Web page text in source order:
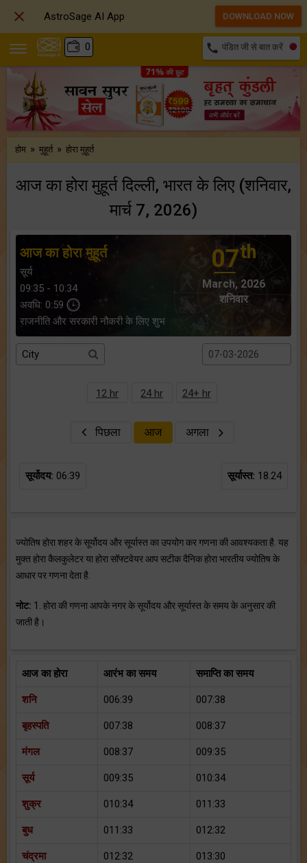
0 call पंडित जी से बात करें
होम » मुहूर्त » होरा मुहूर्त
आज का होरा मुहूर्त दिल्ली, भारत के लिए (शनिवार,
मार्च 7, 2026)
आज का होरा मुहूर्त
सूर्य
09:35 - 10:34
अवधि: 0:59
राजनीति और सरकारी नौकरी के लिए शुभ
07th
March, 2026
शनिवार
12 hr 24 hr 24+ hr
पिछला आज अगला
सूर्योदय: 06:39 सूर्यास्त: 18.24
ज्योतिष होरा शहर के सूर्योदय और सूर्यास्त का उपयोग कर गणना की आवश्यकता है. यह
मुक्त होरा कैलकुलेटर या होरा सॉफ्टवेयर आप सटीक दैनिक होरा भारतीय ज्योतिष के
आधार पर गणना देता है.
नोट: 1. होरा की गणना आपके नगर के सूर्योदय और सूर्यास्त के समय के अनुसार की
जाती है।
आज का होरा आरंभ का समय समाप्ति का समय
शनि 006:39 007:38
बृहस्पति 007:38 008:37
मंगल 008:37 009:35
सूर्य 009:35 010:34
शुक्र 010:34 011:33
बुध 011:33 012:32
चंद्रमा 012:32 013:30
 AstroSage AI App DOWNLOAD NOW